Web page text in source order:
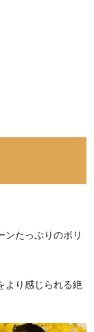
ンたっぷりのボリ
より感じられる絶